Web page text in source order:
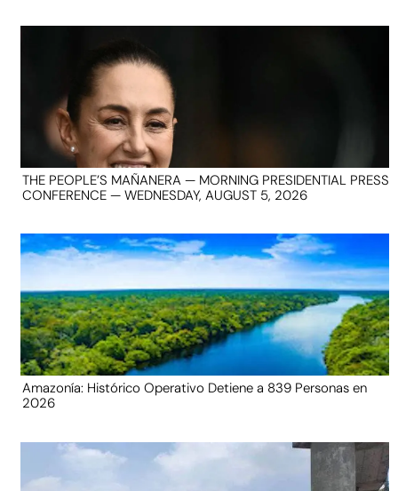
THE PEOPLE’S MAÑANERA — MORNING PRESIDENTIAL PRESS
CONFERENCE — WEDNESDAY, AUGUST 5, 2026
Amazonía: Histórico Operativo Detiene a 839 Personas en
2026